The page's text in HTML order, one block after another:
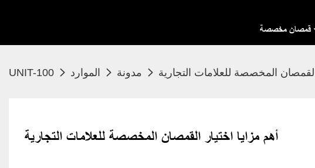
قمصان مخصصة
UNIT-100 الموارد مدونة القمصان المخصصة للعلامات التجارية
أهم مزايا اختيار القمصان المخصصة للعلامات التجارية